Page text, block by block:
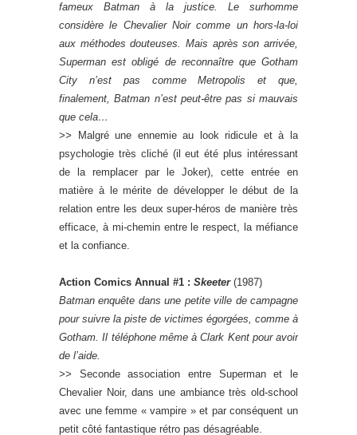
fameux Batman à la justice. Le surhomme
considère le Chevalier Noir comme un hors-la-loi
aux méthodes douteuses. Mais après son arrivée,
Superman est obligé de reconnaître que Gotham
City n’est pas comme Metropolis et que,
finalement, Batman n’est peut-être pas si mauvais
que cela…
>>
Malgré une ennemie au look ridicule et à la
psychologie très cliché (il eut été plus intéressant
de la remplacer par le Joker), cette entrée en
matière à le mérite de développer le début de la
relation entre les deux super-héros de manière très
efficace, à mi-chemin entre le respect, la méfiance
et la confiance.
Action Comics Annual #1 : Skeeter (1987)
Batman enquête dans une petite ville de campagne
pour suivre la piste de victimes égorgées, comme à
Gotham. Il téléphone même à Clark Kent pour avoir
de l’aide.
>> Seconde association entre Superman et le
Chevalier Noir, dans une ambiance très old-school
avec une femme « vampire » et par conséquent un
petit côté fantastique rétro pas désagréable.